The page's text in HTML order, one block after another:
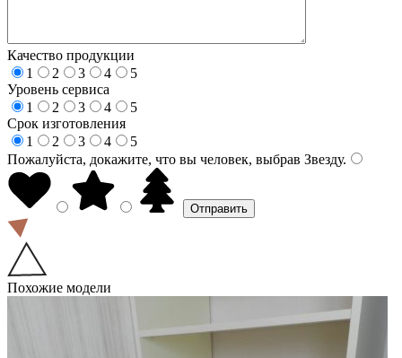
Качество продукции
1
2 3 4
5
Уровень сервиса
1
2 3 4
5
Срок изготовления
1
2 3 4
5
Пожалуйста, докажите, что вы человек, выбрав Звезду.
Похожие модели